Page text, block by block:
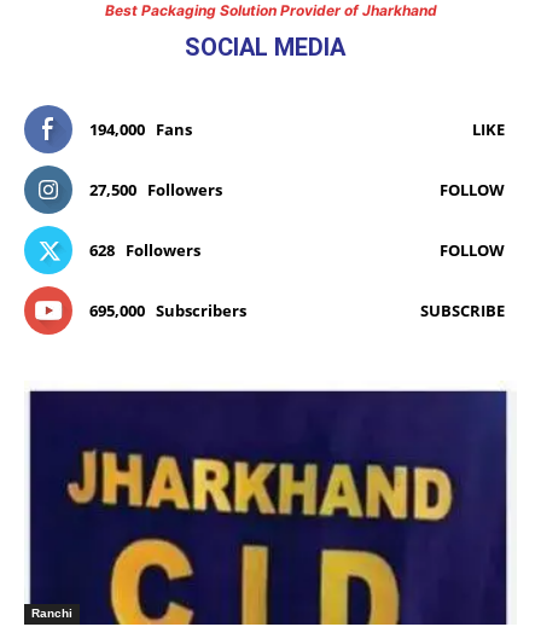
Best Packaging Solution Provider of Jharkhand
SOCIAL MEDIA
194,000 Fans LIKE
27,500 Followers FOLLOW
628 Followers FOLLOW
695,000 Subscribers SUBSCRIBE
Ranchi